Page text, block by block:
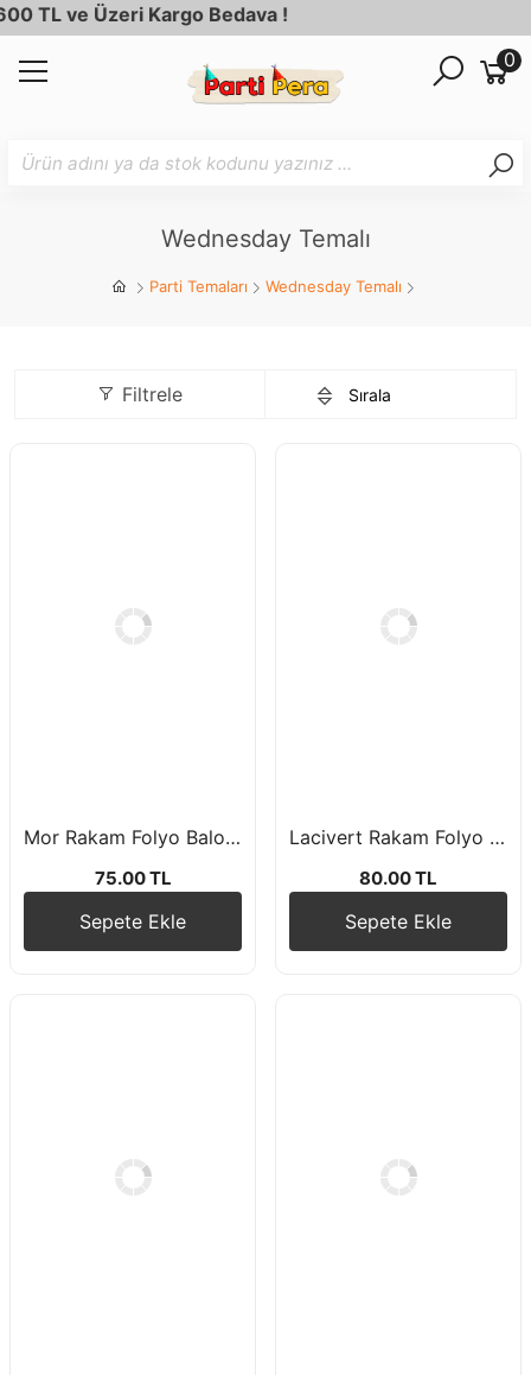
Kargo Bedava !
0
Wednesday Temalı
Parti Temaları Wednesday Temalı
Filtrele
Mor Rakam Folyo Balon 76 cm
75.00 TL
Sepete Ekle
Lacivert Rakam Folyo Balon 76cm
80.00 TL
Sepete Ekle